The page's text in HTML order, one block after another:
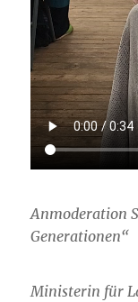
Anmoderation
Generationen“
Ministerin für